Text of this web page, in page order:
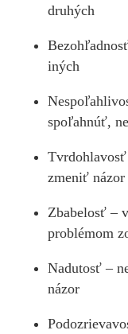
druhých
iných
spoľahnúť,
zmeniť názor
Zbabelosť –
problémom
Nadutosť –
názor